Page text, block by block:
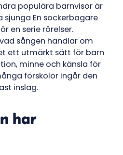
populära barnvisor är
En sockerbagare
en serie rörelser.
sången handlar om
ett utmärkt sätt för barn
minne och känsla för
förskolor ingår den
inslag.
har